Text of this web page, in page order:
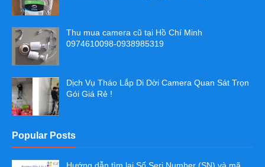
Thu mua camera cũ tại Hồ Chí Minh
0974610098-0938985319
Dịch Vụ Tháo Lắp Di Dời Camera Quan Sát Trọn
Gói Giá Rẻ !
Popular Posts
Hướng dẫn tìm lại Số Seri Number (SN) và mã